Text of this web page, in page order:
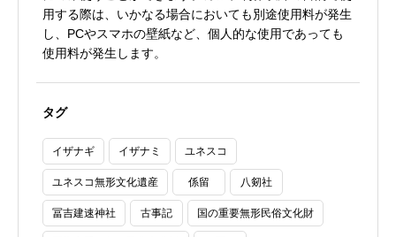
用する際は、いかなる場合においても別途使用料が発生
し、PCやスマホの壁紙など、個人的な使用であっても
使用料が発生します。
タグ
イザナギ イザナミ ユネスコ
ユネスコ無形文化遺産 係留 八剱社
冨吉建速神社 古事記 国の重要無形民俗文化財